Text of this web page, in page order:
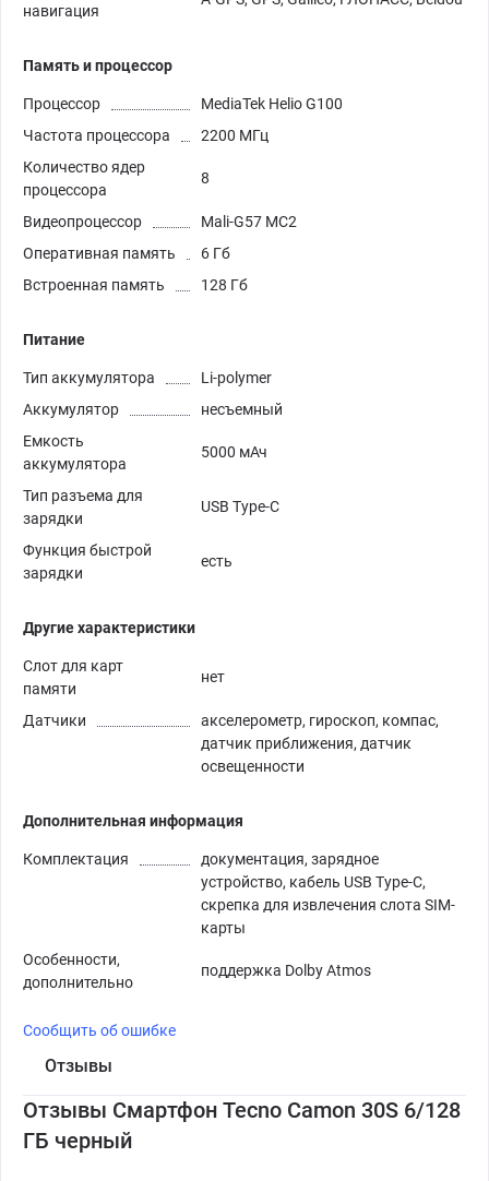
навигация
Память и процессор
Процессор
MediaTek Helio G100
Частота процессора
2200 МГц
Количество ядер
процессора
8
Видеопроцессор
Mali-G57 MC2
Оперативная память
6 Гб
Встроенная память
128 Гб
Питание
Тип аккумулятора
Li-polymer
Аккумулятор
несъемный
Емкость
аккумулятора
5000 мАч
Тип разъема для
зарядки
USB Type-C
Функция быстрой
зарядки
есть
Другие характеристики
Слот для карт
памяти
нет
Датчики
акселерометр, гироскоп, компас,
датчик приближения, датчик
освещенности
Дополнительная информация
Комплектация
документация, зарядное
устройство, кабель USB Type-C,
скрепка для извлечения слота SIM-
карты
Особенности,
дополнительно
поддержка Dolby Atmos
Сообщить об ошибке
Отзывы
Отзывы Смартфон Tecno Camon 30S 6/128
ГБ черный